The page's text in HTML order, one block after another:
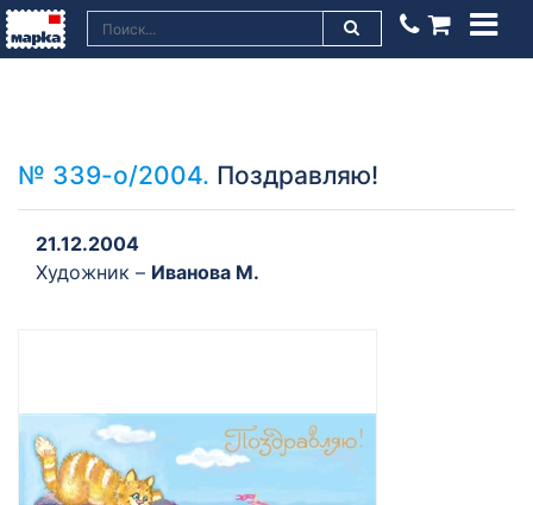
№ 339-о/2004. Поздравляю!
21.12.2004
Художник – Иванова М.